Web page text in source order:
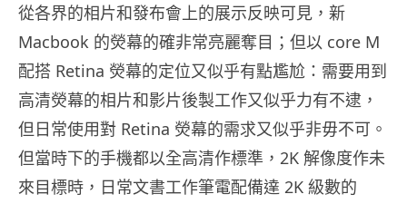
從各界的相片和發布會上的展示反映可見，新
Macbook 的熒幕的確非常亮麗奪目；但以 core M
配搭 Retina 熒幕的定位又似乎有點尷尬：需要用到
高清熒幕的相片和影片後製工作又似乎力有不逮，
但日常使用對 Retina 熒幕的需求又似乎非毋不可。
但當時下的手機都以全高清作標準，2K 解像度作未
來目標時，日常文書工作筆電配備達 2K 級數的